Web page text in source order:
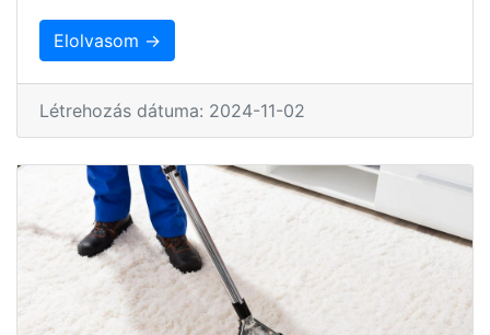
Elolvasom →
Létrehozás dátuma: 2024-11-02